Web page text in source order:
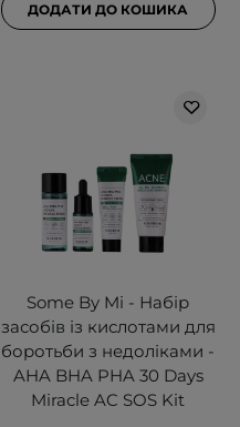
ДОДАТИ ДО КОШИКА
Some By Mi - Набір
засобів із кислотами для
боротьби з недоліками -
AHA BHA PHA 30 Days
Miracle AC SOS Kit